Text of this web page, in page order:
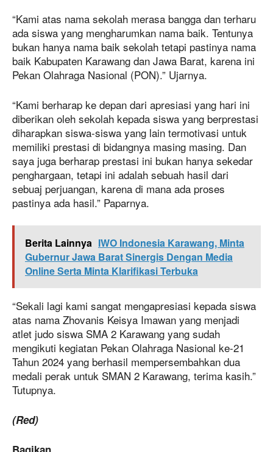
“Kami atas nama sekolah merasa bangga dan terharu
ada siswa yang mengharumkan nama baik. Tentunya
bukan hanya nama baik sekolah tetapi pastinya nama
baik Kabupaten Karawang dan Jawa Barat, karena ini
Pekan Olahraga Nasional (PON).” Ujarnya.
“Kami berharap ke depan dari apresiasi yang hari ini
diberikan oleh sekolah kepada siswa yang berprestasi
diharapkan siswa-siswa yang lain termotivasi untuk
memiliki prestasi di bidangnya masing masing. Dan
saya juga berharap prestasi ini bukan hanya sekedar
penghargaan, tetapi ini adalah sebuah hasil dari
sebuaj perjuangan, karena di mana ada proses
pastinya ada hasil.” Paparnya.
Berita Lainnya IWO Indonesia Karawang, Minta
Gubernur Jawa Barat Sinergis Dengan Media
Online Serta Minta Klarifikasi Terbuka
“Sekali lagi kami sangat mengapresiasi kepada siswa
atas nama Zhovanis Keisya Imawan yang menjadi
atlet judo siswa SMA 2 Karawang yang sudah
mengikuti kegiatan Pekan Olahraga Nasional ke-21
Tahun 2024 yang berhasil mempersembahkan dua
medali perak untuk SMAN 2 Karawang, terima kasih.”
Tutupnya.
(Red)